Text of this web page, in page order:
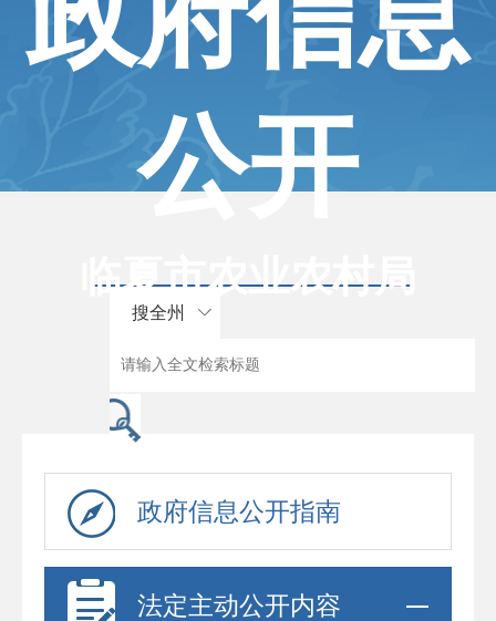
公开
临夏市农业农村局
搜全州
政府信息公开指南
法定主动公开内容